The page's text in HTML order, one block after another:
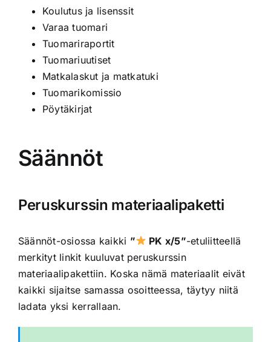
Koulutus ja lisenssit
Varaa tuomari
Tuomariraportit
Tuomariuutiset
Matkalaskut ja matkatuki
Tuomarikomissio
Pöytäkirjat
Säännöt
Peruskurssin materiaalipaketti
Säännöt-osiossa kaikki ” PK x/5”-etuliitteellä
merkityt linkit kuuluvat peruskurssin
materiaalipakettiin. Koska nämä materiaalit eivät
kaikki sijaitse samassa osoitteessa, täytyy niitä
ladata yksi kerrallaan.